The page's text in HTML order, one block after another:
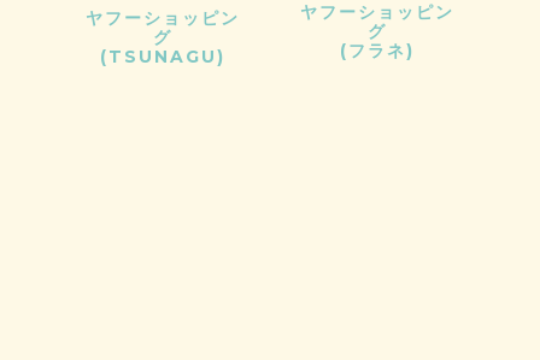
ヤフーショッピン
グ
(TSUNAGU)
ヤフーショッピン
グ
(フラネ)